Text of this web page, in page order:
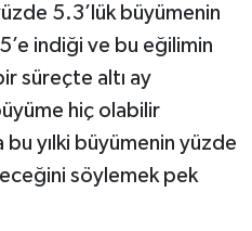
5.3’lük büyümenin
indiği ve bu eğilimin
süreçte altı ay
hiç olabilir
bu yılki büyümenin yüzde
söylemek pek